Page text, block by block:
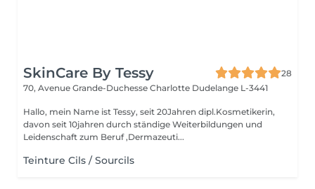
SkinCare By Tessy
28
70, Avenue Grande-Duchesse Charlotte Dudelange L-3441
Hallo, mein Name ist Tessy, seit 20Jahren dipl.Kosmetikerin,
davon seit 10jahren durch ständige Weiterbildungen und
Leidenschaft zum Beruf ,Dermazeuti...
Teinture Cils / Sourcils